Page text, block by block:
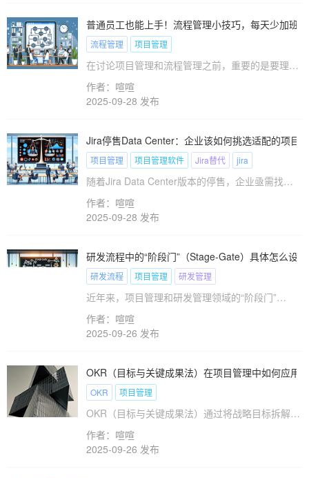
如调查显示，约60%的项目管理新手在需求文档编
写上存在困扰。本篇文章旨在帮助你解决这一困
境，通过提供实用技巧和模板，让你能够准确、高
效地编写需求文档，以支持项目的顺利进行。
普通员工也能上手！流程管理小技巧，每天少加班1
流程管理 项目管理
在讨论项目管理和流程管理之前，重要的是要理解
两者之间的区别。项目管理是一种临时性措施，旨
在实现特定的目标，通常具有时间限制和资源分
配。而流程管理则是一种持续性的活动，聚焦于优
少误差。掌握这两个概念，您将能够更好地组织和
管理日常工作，减少不必要的加班。
作者：喧喧
2025-09-28 发布
Jira停售Data Center：企业该如何挑选适配的项目
项目管理 项目管理软件 Jira替代 jira
随着Jira Data Center版本的停售，企业亟需找到
既能满足核心需求又符合中国市场特点的项目管理
替代方案。本文将为您拆解10个关键评估维度：从
团队规模适配性、敏捷开发支持度到本地化部署能
析。无论您是需要高度自定义工作流的研发团队，
还是重视移动协作的跨部门组织，都能通过这组结
构化评估框架快速锁定目标工具。特别针对国内用
户，我们还将推荐在数据主权和本土化服务上更具
优势的替代产品，如禅道等成熟解决方案。
作者：喧喧
2025-09-28 发布
研发流程中的“阶段门”（Stage-Gate）具体怎么设
研发流程 项目管理 研发管理
近年来，项目管理和研发管理领域的“阶段门”
（Stage-Gate）流程逐渐受到重视和广泛应用。根
据Gartner的一项报告，超过70%的企业在其研发
流程中引入了阶段门，作为提高效率和控制风险的
效的阶段门流程，确保每个项目阶段的输出质量和
进度，成为企业管理者关注的焦点。这篇文章将深
入探讨阶段门在研发流程中的角色、设计方法及其
评审标准，为您提供全面的指导和实用的建议。
作者：喧喧
2025-09-26 发布
OKR（目标与关键成果法）在项目管理中如何应用？
OKR 项目管理
OKR（目标与关键成果法）通过将战略目标拆解为
可量化的关键成果，已成为提升项目管理效率的核
心方法论。本文将系统解析OKR在项目全周期中的
10个标准化应用模块：从目标设定（SMART原
作者：喧喧
2025-09-26 发布